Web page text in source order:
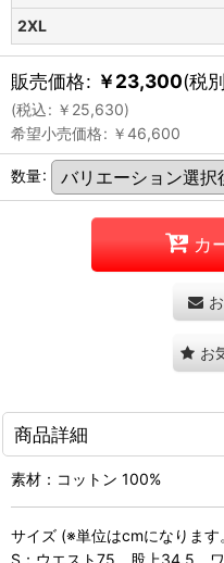
2XL
販売価格: ￥23,300(税
(税込: ￥ 25,630)
希望小売価格: ￥46,600
数量:
カ
お
商品詳細
素材：コットン 100%
サイズ (※単位はcmになります
S：ウエスト75 股上34.5